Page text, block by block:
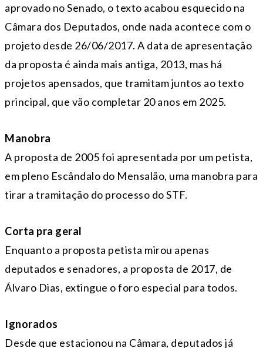
aprovado no Senado, o texto acabou esquecido na
Câmara dos Deputados, onde nada acontece com o
projeto desde 26/06/2017. A data de apresentação
da proposta é ainda mais antiga, 2013, mas há
projetos apensados, que tramitam juntos ao texto
principal, que vão completar 20 anos em 2025.
Manobra
A proposta de 2005 foi apresentada por um petista,
em pleno Escândalo do Mensalão, uma manobra para
tirar a tramitação do processo do STF.
Corta pra geral
Enquanto a proposta petista mirou apenas
deputados e senadores, a proposta de 2017, de
Álvaro Dias, extingue o foro especial para todos.
Ignorados
Desde que estacionou na Câmara, deputados já